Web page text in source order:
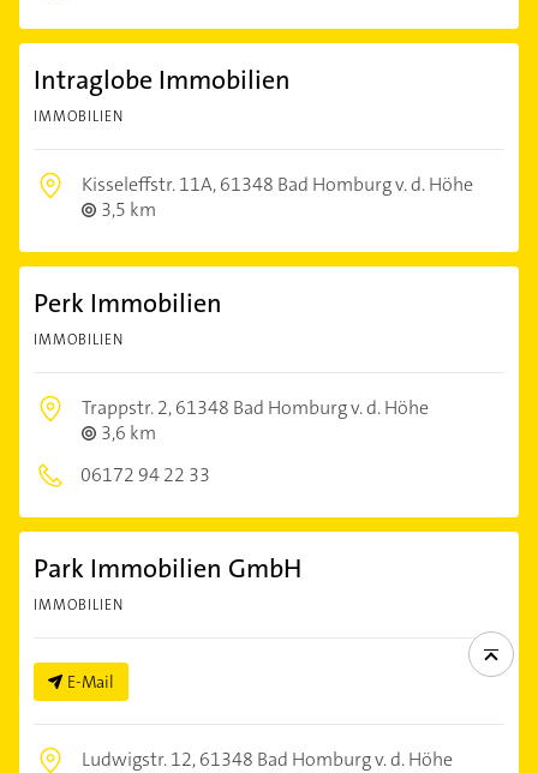
Intraglobe Immobilien
IMMOBILIEN
Kisseleffstr. 11A,61348 Bad Homburg v. d. Höhe
3,5 km
Perk Immobilien
IMMOBILIEN
Trappstr. 2,61348 Bad Homburg v. d. Höhe
3,6 km
06172 94 22 33
Park Immobilien GmbH
IMMOBILIEN
E-Mail
Ludwigstr. 12,61348 Bad Homburg v. d. Höhe